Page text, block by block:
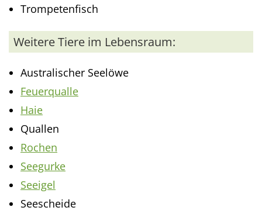
Trompetenfisch
Weitere Tiere im Lebensraum:
Australischer Seelöwe
Feuerqualle
Haie
Quallen
Rochen
Seegurke
Seeigel
Seescheide